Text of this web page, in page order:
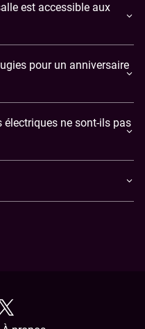
est accessible aux
pour un anniversaire
ne sont-ils pas